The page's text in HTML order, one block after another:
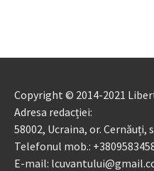
Copyright © 2014-2021
Adresa redacției:
58002, Ucraina, or. Cernăuți,
Telefonul mob.:
E-mail: